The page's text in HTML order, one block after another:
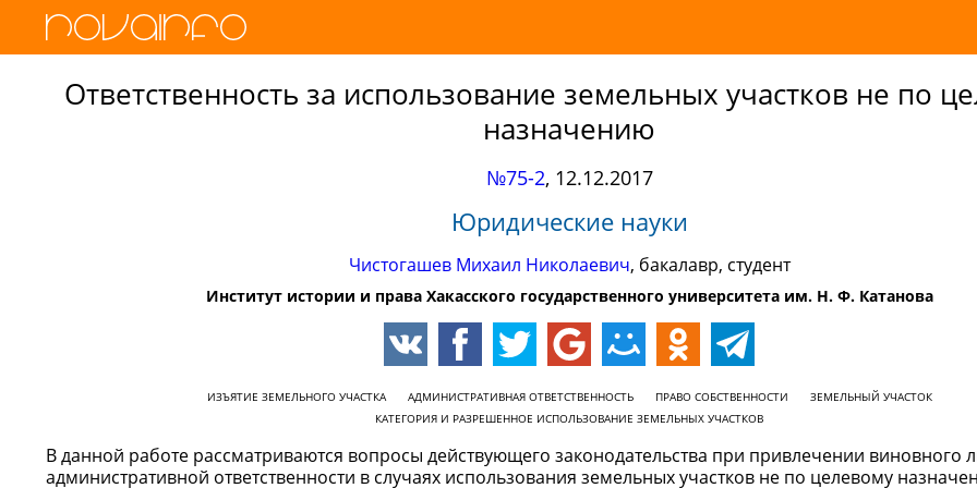
Ответственность за использование земельных участков не по
назначению
№75-2, 12.12.2017
Юридические науки
Чистогашев Михаил Николаевич, бакалавр, студент
Институт истории и права Хакасского государственного университета им. Н. Ф. Катанова
ИЗЪЯТИЕ ЗЕМЕЛЬНОГО УЧАСТКА АДМИНИСТРАТИВНАЯ ОТВЕТСТВЕННОСТЬ ПРАВО СОБСТВЕННОСТИ
ЗЕМЕЛЬНЫЙ УЧАСТОК
КАТЕГОРИЯ И РАЗРЕШЕННОЕ ИСПОЛЬЗОВАНИЕ ЗЕМЕЛЬНЫХ УЧАСТКОВ
В данной работе рассматриваются вопросы действующего законодательства при привлечении виновного
административной ответственности в случаях использования земельных участков не по целевому